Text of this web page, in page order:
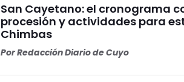
San Cayetano: el cronograma
procesión y actividades para
Chimbas
PorRedacción Diario de Cuyo